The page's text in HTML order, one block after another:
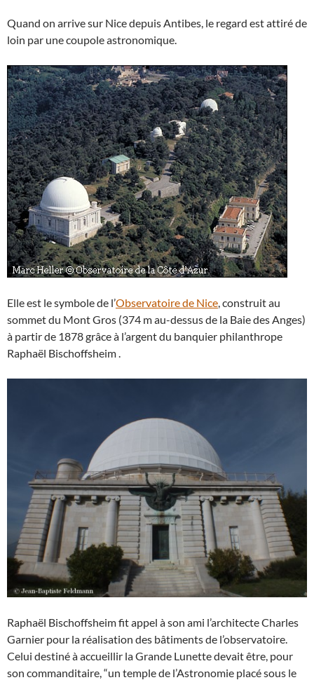
Quand on arrive sur Nice depuis Antibes, le regard est attiré de
loin par une coupole astronomique.
Elle est le symbole de l’Observatoire de Nice, construit au
sommet du Mont Gros (374 m au-dessus de la Baie des Anges)
à partir de 1878 grâce à l’argent du banquier philanthrope
Raphaël Bischoffsheim .
Raphaël Bischoffsheim fit appel à son ami l’architecte Charles
Garnier pour la réalisation des bâtiments de l’observatoire.
Celui destiné à accueillir la Grande Lunette devait être, pour
son commanditaire, “un temple de l’Astronomie placé sous le